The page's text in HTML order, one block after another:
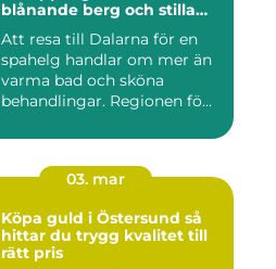
blånande berg och stilla
Att resa till Dalarna för en
spahelg handlar om mer än
varma bad och sköna
behandlingar. Regionen fö...
03. mar
Köpa guld i Östersund så
hittar du trygg kvalitet till
rätt pris